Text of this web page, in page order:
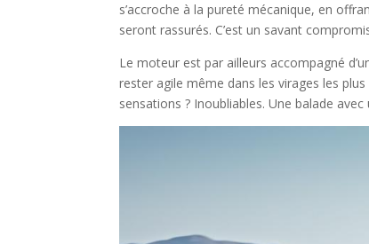
s’accroche à la pureté mécanique, en
seront rassurés. C’est un savant
Le moteur est par ailleurs accompagné
rester agile même dans les virages les
sensations ? Inoubliables. Une balade